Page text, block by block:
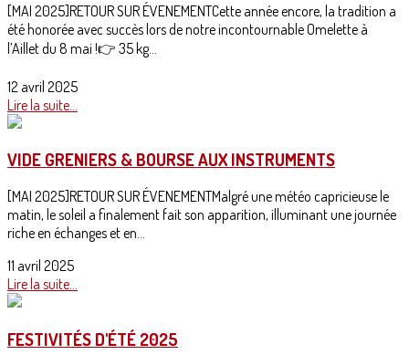
[MAI 2025]RETOUR SUR ÉVENEMENTCette année encore, la tradition a
été honorée avec succès lors de notre incontournable Omelette à
l’Aillet du 8 mai !👉 35 kg...
12 avril 2025
Lire la suite...
VIDE GRENIERS & BOURSE AUX INSTRUMENTS
[MAI 2025]RETOUR SUR ÉVENEMENTMalgré une météo capricieuse le
matin, le soleil a finalement fait son apparition, illuminant une journée
riche en échanges et en...
11 avril 2025
Lire la suite...
FESTIVITÉS D'ÉTÉ 2025